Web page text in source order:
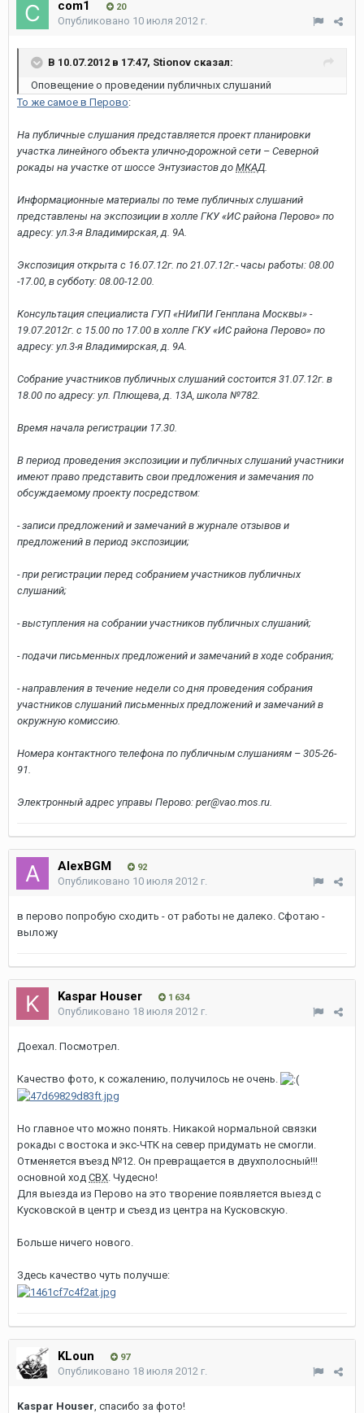
com1 20
Опубликовано 10 июля 2012 г.
В 10.07.2012 в 17:47, Stionov сказал:
Оповещение о проведении публичных слушаний
То же самое в Перово:
На публичные слушания представляется проект планировки
участка линейного объекта улично-дорожной сети – Северной
рокады на участке отшоссе Энтузиастов до МКАД.
Информационные материалы по теме публичных слушаний
представлены на экспозиции в холле ГКУ «ИС района Перово» по
адресу: ул.3-я Владимирская, д. 9А.
Экспозиция открыта с 16.07.12г. по 21.07.12г.- часы работы: 08.00
-17.00, в субботу: 08.00-12.00.
Консультация специалиста ГУП «НИиПИ Генплана Москвы» -
19.07.2012г. с 15.00 по 17.00 в холле ГКУ «ИС района Перово» по
адресу: ул.3-я Владимирская, д. 9А.
Собрание участников публичных слушаний состоится 31.07.12г. в
18.00 по адресу: ул. Плющева, д. 13А, школа №782.
Время начала регистрации 17.30.
В период проведения экспозиции и публичных слушаний участники
имеют право представить свои предложения и замечания по
обсуждаемому проекту посредством:
- записи предложений и замечаний в журнале отзывов и
предложений в период экспозиции;
- при регистрации перед собранием участников публичных
слушаний;
- выступления на собрании участников публичных слушаний;
- подачи письменных предложений и замечаний в ходе собрания;
- направления в течение недели со дня проведения собрания
участников слушаний письменных предложений и замечаний в
окружную комиссию.
Номера контактного телефона по публичным слушаниям – 305-26-
91.
Электронный адрес управы Перово: per@vao.mos.ru.
AlexBGM 92
Опубликовано 10 июля 2012 г.
в перово попробую сходить - от работы не далеко. Сфотаю -
выложу
Kaspar Houser 1 634
Опубликовано 18 июля 2012 г.
Доехал. Посмотрел.
Качество фото, к сожалению, получилось не очень.
Но главное что можно понять. Никакой нормальной связки
рокады с востока и экс-ЧТК на север придумать не смогли.
Отменяется въезд №12. Он превращается в двухполосный!!!
основной ход СВХ. Чудесно!
Для выезда из Перово на это творение появляется выезд с
Кусковской в центр и съезд из центра на Кусковскую.
Больше ничего нового.
Здесь качество чуть получше:
KLoun 97
Опубликовано 18 июля 2012 г.
Kaspar Houser, спасибо за фото!